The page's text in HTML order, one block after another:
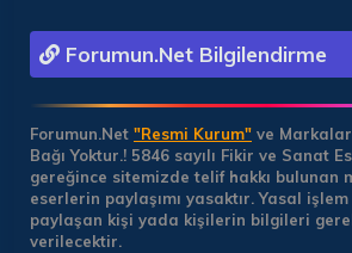
Forumun.Net Bilgilendirme
Forumun.Net "Resmi Kurum" ve
Bağı Yoktur.! 5846 sayılı Fikir ve Sanat
gereğince sitemizde telif hakkı bulunan
eserlerin paylaşımı yasaktır. Yasal
paylaşan kişi yada kişilerin bilgileri
verilecektir.